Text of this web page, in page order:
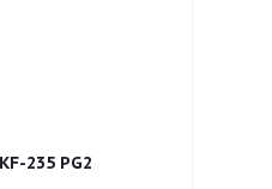
KF-235 PG2